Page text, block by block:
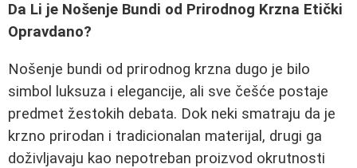
Da Li je Nošenje Bundi od Prirodnog Krzna Etički
Opravdano?
Nošenje bundi od prirodnog krzna dugo je bilo
simbol luksuza i elegancije, ali sve češće postaje
predmet žestokih debata. Dok neki smatraju da je
krzno prirodan i tradicionalan materijal, drugi ga
doživljavaju kao nepotreban proizvod okrutnosti